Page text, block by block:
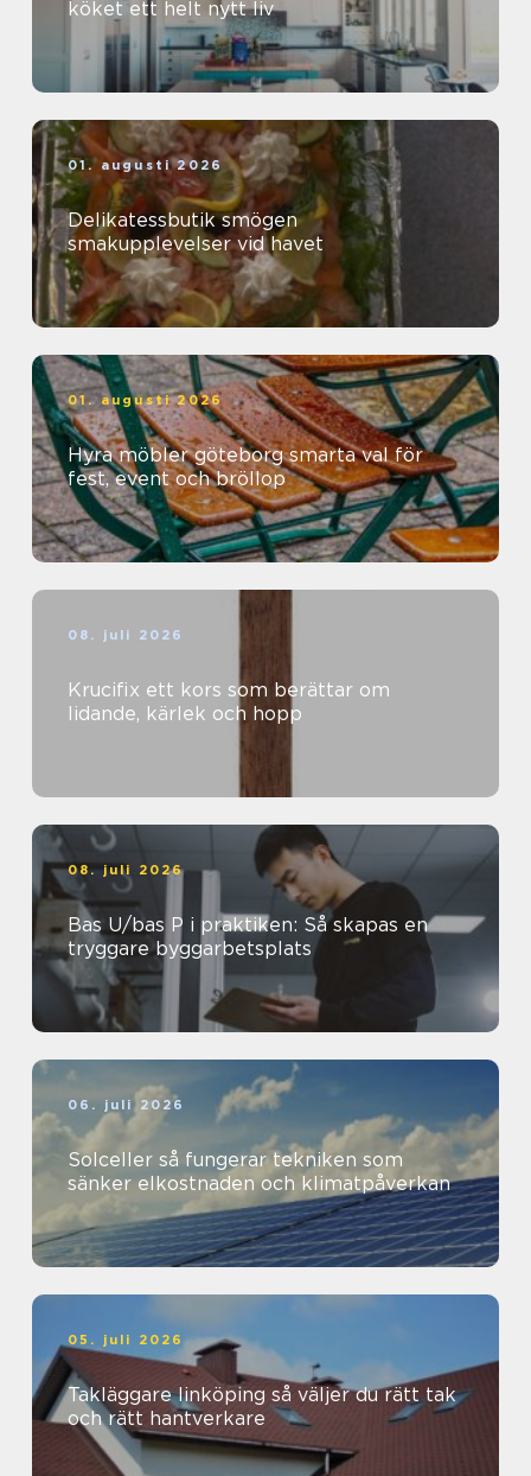
köket ett helt nytt liv
01. augusti 2026
Delikatessbutik smögen
smakupplevelser vid havet
01. augusti 2026
Hyra möbler göteborg smarta val för
fest, event och bröllop
08. juli 2026
Krucifix ett kors som berättar om
lidande, kärlek och hopp
08. juli 2026
Bas U/bas P i praktiken: Så skapas en
tryggare byggarbetsplats
06. juli 2026
Solceller så fungerar tekniken som
sänker elkostnaden och klimatpåverkan
05. juli 2026
Takläggare linköping så väljer du rätt tak
och rätt hantverkare